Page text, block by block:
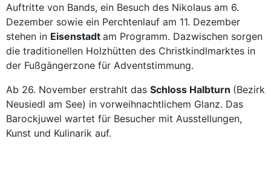
Auftritte von Bands, ein Besuch des Nikolaus am 6.
Dezember sowie ein Perchtenlauf am 11. Dezember
stehen in Eisenstadt am Programm. Dazwischen sorgen
die traditionellen Holzhütten des Christkindlmarktes in
der Fußgängerzone für Adventstimmung.
Ab 26. November erstrahlt das Schloss Halbturn (Bezirk
Neusiedl am See) in vorweihnachtlichem Glanz. Das
Barockjuwel wartet für Besucher mit Ausstellungen,
Kunst und Kulinarik auf.